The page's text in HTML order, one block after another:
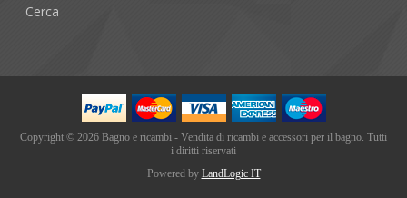
Cerca
Copyright © 2026 Bagno e ricambi - Vendita di ricambi e accessori per il bagno. Tutti
i diritti riservati
Powered by LandLogic IT